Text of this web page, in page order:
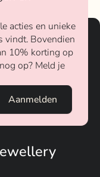
acties en unieke
vindt. Bovendien
10% korting op
op? Meld je